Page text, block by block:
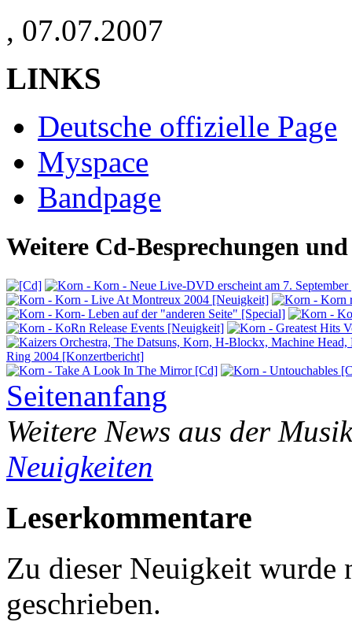
, 07.07.2007
LINKS
Deutsche offizielle Page
Myspace
Bandpage
Weitere Cd-Besprechungen
Seitenanfang
Weitere News aus der
Neuigkeiten
Leserkommentare
Zu dieser Neuigkeit wurde
geschrieben.